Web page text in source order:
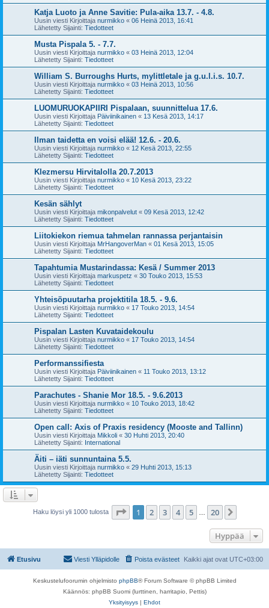
Katja Luoto ja Anne Savitie: Pula-aika 13.7. - 4.8.
Uusin viesti Kirjoittaja nurmikko « 06 Heinä 2013, 16:41
Lähetetty Sijainti: Tiedotteet
Musta Pispala 5. - 7.7.
Uusin viesti Kirjoittaja nurmikko « 03 Heinä 2013, 12:04
Lähetetty Sijainti: Tiedotteet
William S. Burroughs Hurts, mylittletale ja g.u.l.i.s. 10.7.
Uusin viesti Kirjoittaja nurmikko « 03 Heinä 2013, 10:56
Lähetetty Sijainti: Tiedotteet
LUOMURUOKAPIIRI Pispalaan, suunnittelua 17.6.
Uusin viesti Kirjoittaja Päiviinikainen « 13 Kesä 2013, 14:17
Lähetetty Sijainti: Tiedotteet
Ilman taidetta en voisi elää! 12.6. - 20.6.
Uusin viesti Kirjoittaja nurmikko « 12 Kesä 2013, 22:55
Lähetetty Sijainti: Tiedotteet
Klezmersu Hirvitalolla 20.7.2013
Uusin viesti Kirjoittaja nurmikko « 10 Kesä 2013, 23:22
Lähetetty Sijainti: Tiedotteet
Kesän sählyt
Uusin viesti Kirjoittaja mikonpalvelut « 09 Kesä 2013, 12:42
Lähetetty Sijainti: Tiedotteet
Liitokiekon riemua tahmelan rannassa perjantaisin
Uusin viesti Kirjoittaja MrHangoverMan « 01 Kesä 2013, 15:05
Lähetetty Sijainti: Tiedotteet
Tapahtumia Mustarindassa: Kesä / Summer 2013
Uusin viesti Kirjoittaja markuspetz « 30 Touko 2013, 15:53
Lähetetty Sijainti: Tiedotteet
Yhteisöpuutarha projektitila 18.5. - 9.6.
Uusin viesti Kirjoittaja nurmikko « 17 Touko 2013, 14:54
Lähetetty Sijainti: Tiedotteet
Pispalan Lasten Kuvataidekoulu
Uusin viesti Kirjoittaja nurmikko « 17 Touko 2013, 14:54
Lähetetty Sijainti: Tiedotteet
Performanssifiesta
Uusin viesti Kirjoittaja Päiviinikainen « 11 Touko 2013, 13:12
Lähetetty Sijainti: Tiedotteet
Parachutes - Shanie Mor 18.5. - 9.6.2013
Uusin viesti Kirjoittaja nurmikko « 10 Touko 2013, 18:42
Lähetetty Sijainti: Tiedotteet
Open call: Axis of Praxis residency (Mooste and Tallinn)
Uusin viesti Kirjoittaja Mikkoli « 30 Huhti 2013, 20:40
Lähetetty Sijainti: International
Äiti – iäti sunnuntaina 5.5.
Uusin viesti Kirjoittaja nurmikko « 29 Huhti 2013, 15:13
Lähetetty Sijainti: Tiedotteet
Haku löysi yli 1000 tulosta Sivu /20
1 2 3 4 5 20
Hyppää
Etusivu Kaikki ajat ovat UTC+03:00
Poista evästeet
Viesti Ylläpidolle
Keskustelufoorumin ohjelmisto phpBB® Forum Software © phpBB Limited
Käännös: phpBB Suomi (lurttinen, harritapio, Pettis)
Yksityisyys | Ehdot